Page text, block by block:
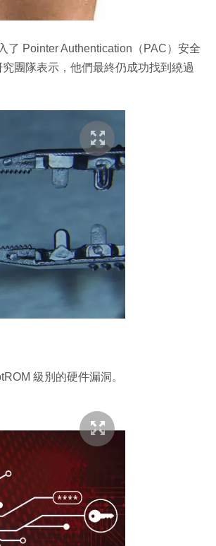
了 Pointer Authentication（PAC）安全
團隊表示，他們最終仍成功找到繞過
級別的硬件漏洞。